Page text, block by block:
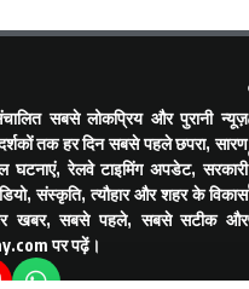
सबसे लोकप्रिय और पुरानी न्यूज़
तक हर दिन सबसे पहले छपरा, सारण
रेलवे टाइमिंग अपडेट, सरकारी
संस्कृति, त्यौहार और शहर के विकास
खबर, सबसे पहले, सबसे सटीक और
पर पढ़ें।